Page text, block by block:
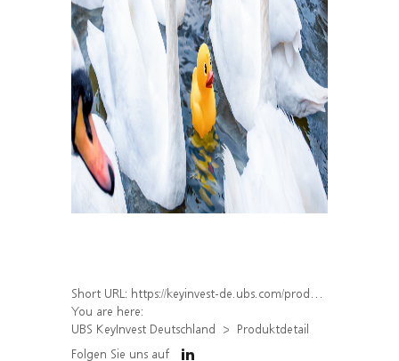
Short URL: https://keyinvest-de.ubs.com/produkt/detail/index/isin/DE000WA5PW41
You are here:
UBS KeyInvest Deutschland
Produktdetail
Folgen Sie uns auf